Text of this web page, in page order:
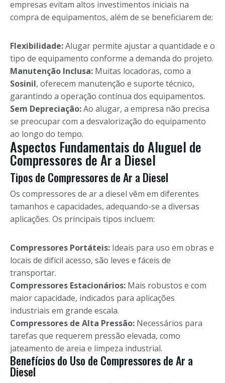
empresas evitam altos investimentos iniciais na
compra de equipamentos, além de se beneficiarem de:
Flexibilidade:Alugar permite ajustar a quantidade e o
tipo de equipamento conforme a demanda do projeto.
Manutenção Inclusa: Muitas locadoras, como a
Sosinil, oferecem manutenção e suporte técnico,
garantindo a operação contínua dos equipamentos.
Sem Depreciação:Ao alugar, a empresa não precisa
se preocupar com a desvalorização do equipamento
ao longo do tempo.
Aspectos Fundamentais do Aluguel de
Compressores de Ar a Diesel
Tipos de Compressores de Ar a Diesel
Os compressores de ar a diesel vêm em diferentes
tamanhos e capacidades, adequando-se a diversas
aplicações. Os principais tipos incluem:
Compressores Portáteis: Ideais para uso em obras e
locais de difícil acesso, são leves e fáceis de
transportar.
Compressores Estacionários: Mais robustos e com
maior capacidade, indicados para aplicações
industriais em grande escala.
Compressores de Alta Pressão: Necessários para
tarefas que requerem pressão elevada, como
jateamento de areia e limpeza industrial.
Benefícios do Uso de Compressores de Ar a
Diesel